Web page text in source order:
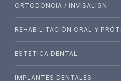
ORTODONCIA / INVISALIGN
REHABILITACIÓN ORAL Y
ESTÉTICA DENTAL
IMPLANTES DENTALES